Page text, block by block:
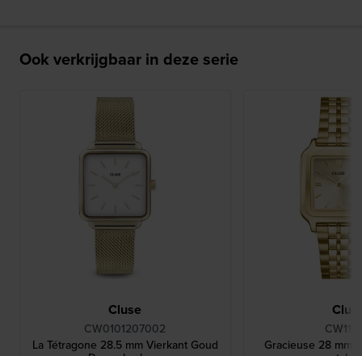
Ook verkrijgbaar in deze serie
Cluse
CW0101207002
La Tétragone 28.5 mm Vierkant Goud
Gracieuse 28 mm